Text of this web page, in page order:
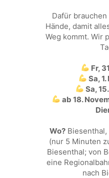
Dafür
Hände, damit
Weg kommt. Wir
Fr,
Sa,
Sa,
ab 18.
Wo?Biesenthal,
(nur 5 Minuten
Biesenthal; von
eine
nach